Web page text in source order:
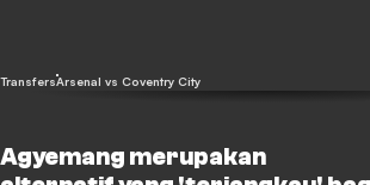
TransfersArsenal vs Coventry City
Agyemang merupakan